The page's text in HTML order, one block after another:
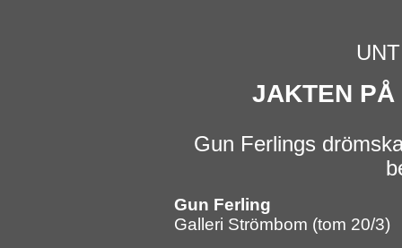
JAKTEN PÅ
Gun Ferlings
Gun Ferling
Galleri Strömbom (tom 20/3)